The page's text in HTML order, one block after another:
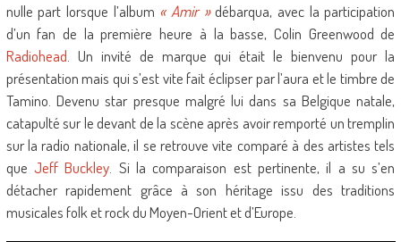
nulle part lorsque l’album « Amir »débarqua, avec la participation
d’un fan de la première heure à la basse, Colin Greenwood de
Radiohead . Un invité de marque qui était le bienvenu pour la
présentation mais qui s’est vite fait éclipser par l’aura et le timbre de
Tamino. Devenu star presque malgré lui dans sa Belgique natale,
catapulté sur le devant de la scène après avoir remporté un tremplin
sur la radio nationale, il se retrouve vite comparé à des artistes tels
que Jeff Buckley . Si la comparaison est pertinente, il a su s’en
détacher rapidement grâce à son héritage issu des traditions
musicales folk et rock du Moyen-Orient et d’Europe.